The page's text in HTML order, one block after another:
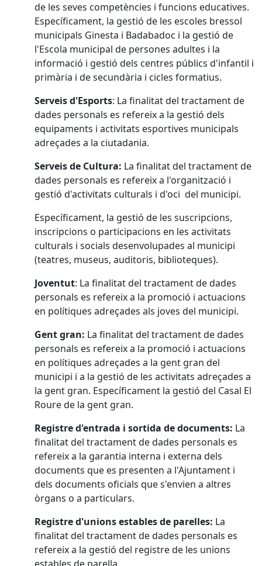
de les seves competències i funcions educatives.
Específicament, la gestió de les escoles bressol
municipals Ginesta i Badabadoc i la gestió de
l'Escola municipal de persones adultes i la
informació i gestió dels centres públics d'infantil i
primària i de secundària i cicles formatius.
Serveis d'Esports: La finalitat del tractament de
dades personals es refereix a la gestió dels
equipaments i activitats esportives municipals
adreçades a la ciutadania.
Serveis de Cultura: La finalitat del tractament de
dades personals es refereix a l'organització i
gestió d'activitats culturals i d'oci del municipi.
Específicament, la gestió de les suscripcions,
inscripcions o participacions en les activitats
culturals i socials desenvolupades al municipi
(teatres, museus, auditoris, biblioteques).
Joventut: La finalitat del tractament de dades
personals es refereix a la promoció i actuacions
en polítiques adreçades als joves del municipi.
Gent gran: La finalitat del tractament de dades
personals es refereix a la promoció i actuacions
en polítiques adreçades a la gent gran del
municipi i a la gestió de les activitats adreçades a
la gent gran. Específicament la gestió del Casal El
Roure de la gent gran.
Registre d'entrada i sortida de documents: La
finalitat del tractament de dades personals es
refereix a la garantia interna i externa dels
documents que es presenten a l'Ajuntament i
dels documents oficials que s'envien a altres
òrgans o a particulars.
Registre d'unions estables de parelles: La
finalitat del tractament de dades personals es
refereix a la gestió del registre de les unions